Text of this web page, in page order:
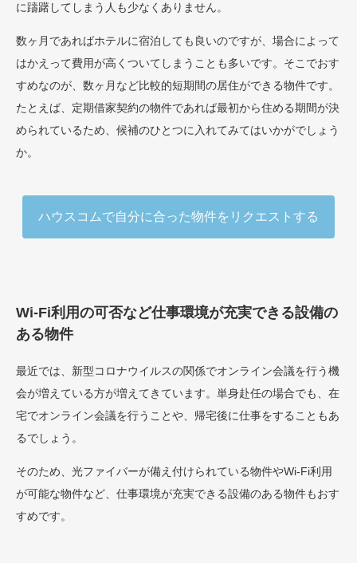
に躊躇してしまう人も少なくありません。
数ヶ月であればホテルに宿泊しても良いのですが、場合によって
はかえって費用が高くついてしまうことも多いです。そこでおす
すめなのが、数ヶ月など比較的短期間の居住ができる物件です。
たとえば、定期借家契約の物件であれば最初から住める期間が決
められているため、候補のひとつに入れてみてはいかがでしょう
か。
ハウスコムで自分に合った物件をリクエストする
Wi-Fi利用の可否など仕事環境が充実できる設備の
ある物件
最近では、新型コロナウイルスの関係でオンライン会議を行う機
会が増えている方が増えてきています。単身赴任の場合でも、在
宅でオンライン会議を行うことや、帰宅後に仕事をすることもあ
るでしょう。
そのため、光ファイバーが備え付けられている物件やWi-Fi利用
が可能な物件など、仕事環境が充実できる設備のある物件もおす
すめです。